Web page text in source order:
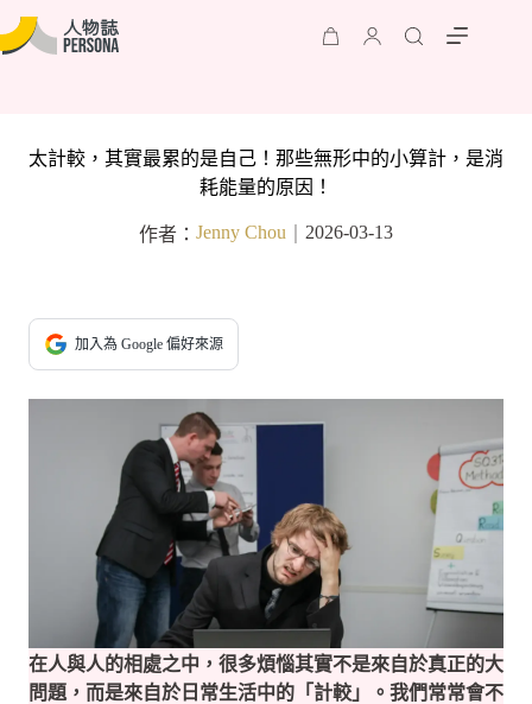
太計較，其實最累的是自己！那些無形中的小算計，是消
耗能量的原因！
作者： Jenny Chou 2026-03-13
加入為 Google 偏好來源
在人與人的相處之中，很多煩惱其實不是來自於真正的大
問題，而是來自於日常生活中的「計較」。我們常常會不